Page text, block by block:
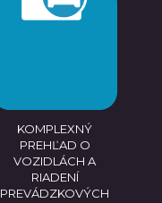
KOMPLEXNÝ
PREHĽAD O
VOZIDLÁCH A
RIADENÍ
PREVÁDZKOVÝCH